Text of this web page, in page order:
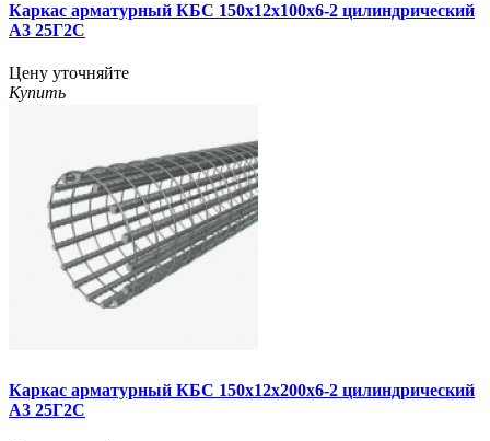
Каркас арматурный КБС 150х12х100х6-2 цилиндрический
А3 25Г2С
Цену уточняйте
Купить
Каркас арматурный КБС 150х12х200х6-2 цилиндрический
А3 25Г2С